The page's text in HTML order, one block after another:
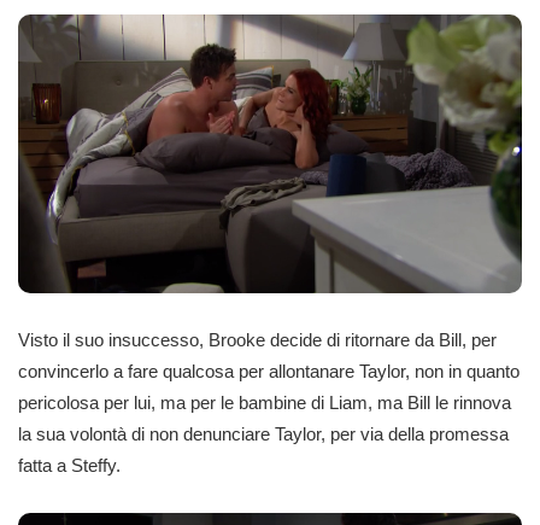
Visto il suo insuccesso, Brooke decide di ritornare da Bill, per
convincerlo a fare qualcosa per allontanare Taylor, non in quanto
pericolosa per lui, ma per le bambine di Liam, ma Bill le rinnova
la sua volontà di non denunciare Taylor, per via della promessa
fatta a Steffy.